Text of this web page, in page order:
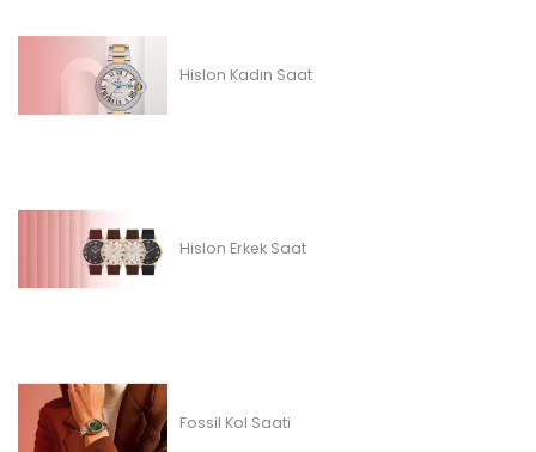
Hislon Kadın Saat
Hislon Erkek Saat
Fossil Kol Saati